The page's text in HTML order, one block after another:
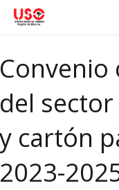
Convenio
del
y cartón
2023-